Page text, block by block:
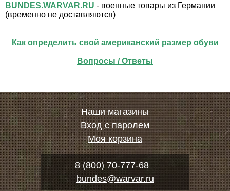
BUNDES.WARVAR.RU - военные товары из Германии
(временно не доставляются)
Как определить свой американский размер обуви
Вопросы / Ответы
Наши магазины
Вход с паролем
Моя корзина
8 (800) 70-777-68
bundes@warvar.ru